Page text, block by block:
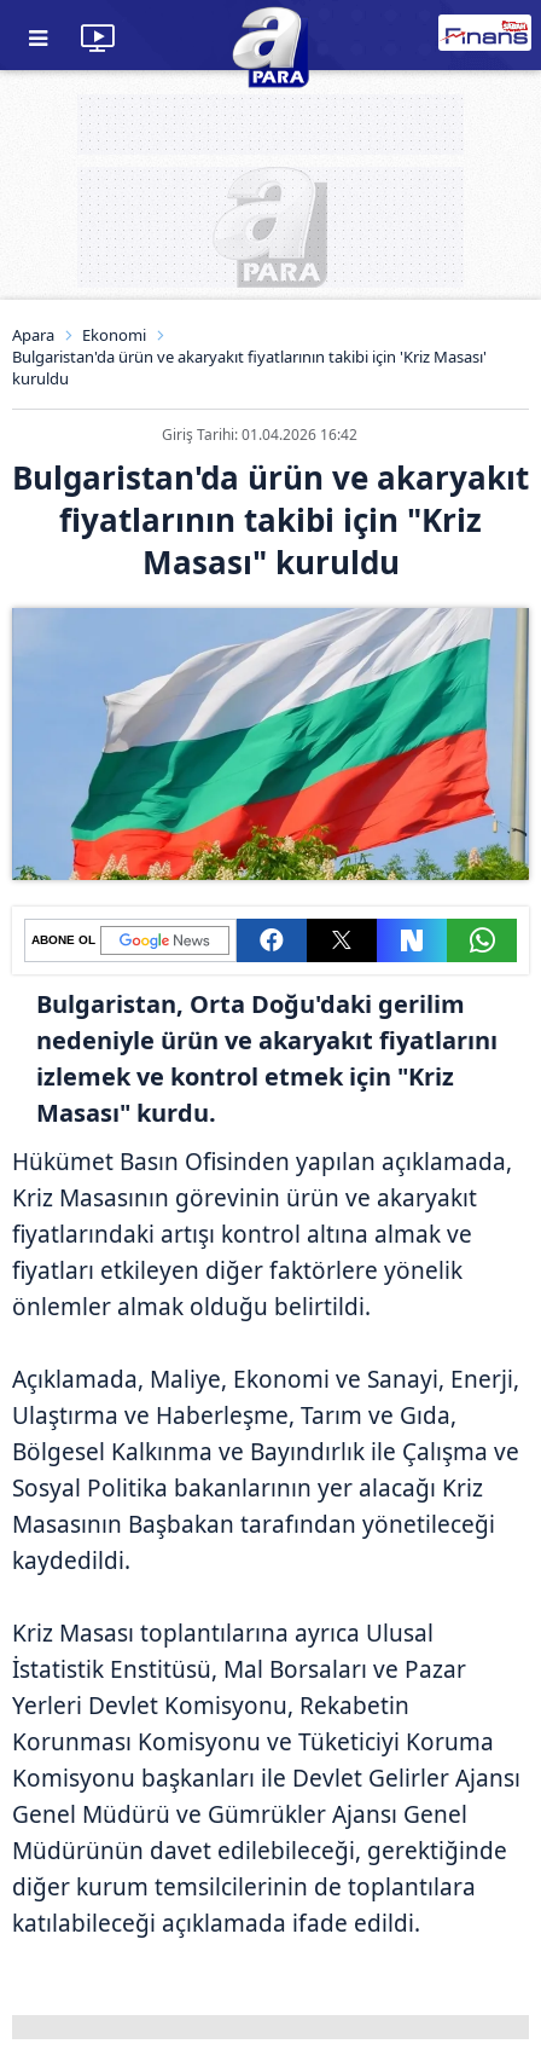
Apara
Ekonomi
Bulgaristan'da ürün ve akaryakıt fiyatlarının takibi için 'Kriz Masası'
kuruldu
Giriş Tarihi: 01.04.2026 16:42
Bulgaristan'da ürün ve akaryakıt
fiyatlarının takibi için "Kriz
Masası" kuruldu
ABONE OL
Bulgaristan, Orta Doğu'daki gerilim
nedeniyle ürün ve akaryakıt fiyatlarını
izlemek ve kontrol etmek için "Kriz
Masası" kurdu.
Hükümet Basın Ofisinden yapılan açıklamada,
Kriz Masasının görevinin ürün ve akaryakıt
fiyatlarındaki artışı kontrol altına almak ve
fiyatları etkileyen diğer faktörlere yönelik
önlemler almak olduğu belirtildi.
Açıklamada, Maliye, Ekonomi ve Sanayi, Enerji,
Ulaştırma ve Haberleşme, Tarım ve Gıda,
Bölgesel Kalkınma ve Bayındırlık ile Çalışma ve
Sosyal Politika bakanlarının yer alacağı Kriz
Masasının Başbakan tarafından yönetileceği
kaydedildi.
Kriz Masası toplantılarına ayrıca Ulusal
İstatistik Enstitüsü, Mal Borsaları ve Pazar
Yerleri Devlet Komisyonu, Rekabetin
Korunması Komisyonu ve Tüketiciyi Koruma
Komisyonu başkanları ile Devlet Gelirler Ajansı
Genel Müdürü ve Gümrükler Ajansı Genel
Müdürünün davet edilebileceği, gerektiğinde
diğer kurum temsilcilerinin de toplantılara
katılabileceği açıklamada ifade edildi.